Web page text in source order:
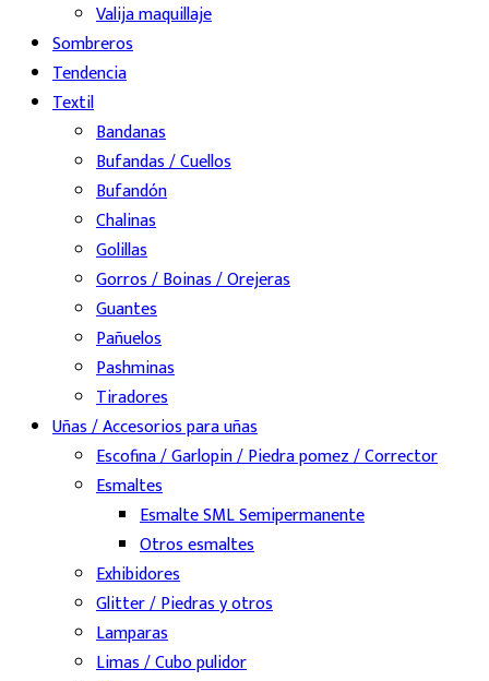
Valija maquillaje
Sombreros
Tendencia
Textil
Bandanas
Bufandas / Cuellos
Bufandón
Chalinas
Golillas
Gorros / Boinas / Orejeras
Guantes
Pañuelos
Pashminas
Tiradores
Uñas / Accesorios para uñas
Escofina / Garlopin / Piedra pomez / Corrector
Esmaltes
Esmalte SML Semipermanente
Otros esmaltes
Exhibidores
Glitter / Piedras y otros
Lamparas
Limas / Cubo pulidor